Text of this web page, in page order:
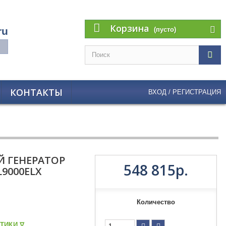
Корзина (пусто)
КОНТАКТЫ ВХОД / РЕГИСТРАЦИЯ
548 815р.
Количество